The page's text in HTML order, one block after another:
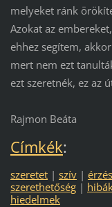
melyeket ránk
Azokat az
ehhez segítem,
mert nem ezt
ezt szeretnék, ez az
Rajmon Beáta
Címkék:
szeretet | szív |
szerethetőség |
hiedelmek